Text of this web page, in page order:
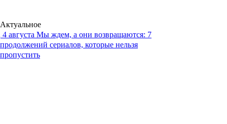
Актуальное
4 августа Мы ждем, а они возвращаются: 7
продолжений сериалов, которые нельзя
пропустить